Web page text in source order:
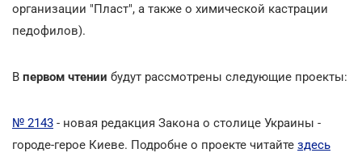
организации "Пласт", а также о химической кастрации
педофилов).
В первом чтении будут рассмотрены следующие проекты:
№ 2143 - новая редакция Закона о столице Украины -
городе-герое Киеве. Подробне о проекте читайте здесь